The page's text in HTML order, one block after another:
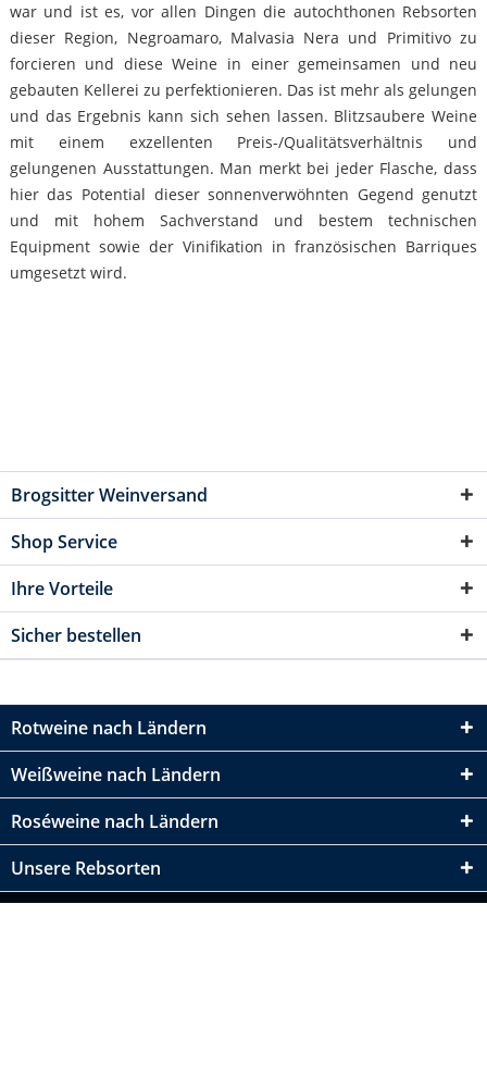
war und ist es, vor allen Dingen die autochthonen Rebsorten
dieser Region, Negroamaro, Malvasia Nera und Primitivo zu
forcieren und diese Weine in einer gemeinsamen und neu
gebauten Kellerei zu perfektionieren. Das ist mehr als gelungen
und das Ergebnis kann sich sehen lassen. Blitzsaubere Weine
mit einem exzellenten Preis-/Qualitätsverhältnis und
gelungenen Ausstattungen. Man merkt bei jeder Flasche, dass
hier das Potential dieser sonnenverwöhnten Gegend genutzt
und mit hohem Sachverstand und bestem technischen
Equipment sowie der Vinifikation in französischen Barriques
umgesetzt wird.
Brogsitter Weinversand
Shop Service
Ihre Vorteile
Sicher bestellen
Rotweine nach Ländern
Weißweine nach Ländern
Roséweine nach Ländern
Unsere Rebsorten